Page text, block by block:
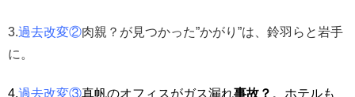
3.過去改変②肉親？が見つかった”かがり”は、鈴羽らと岩手
に。
4.過去改変③真帆のオフィスがガス漏れ事故？ 。ホテルも